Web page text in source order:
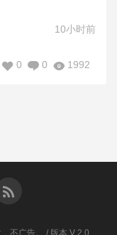
10小时前
1992
0
0
不广告。 / 版本 V 2.0